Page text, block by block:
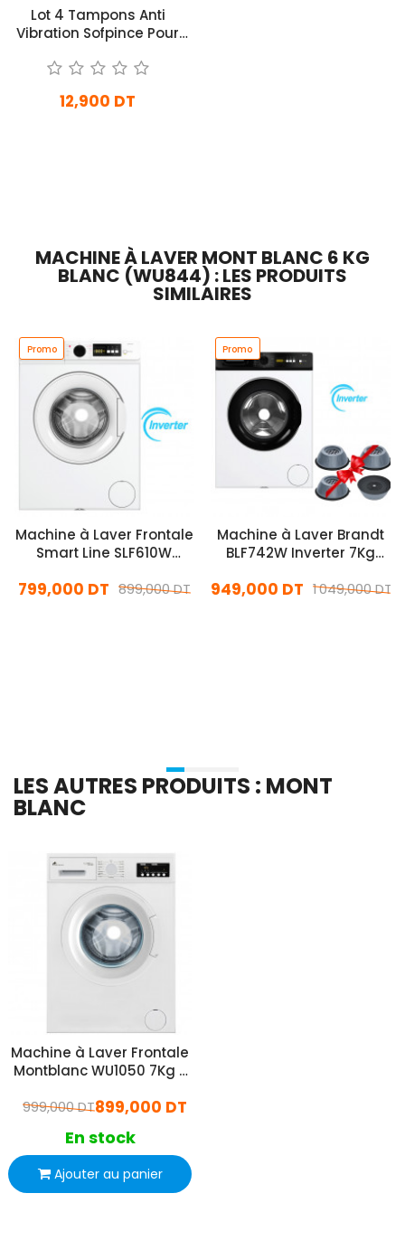
Lot 4 Tampons Anti
Vibration Sofpince Pour
12,900 DT
MACHINE À LAVER MONT BLANC 6 KG
BLANC (WU844) : LES PRODUITS
SIMILAIRES
Promo
Machine à Laver Frontale
Smart Line SLF610W
899,000 DT
799,000 DT
Promo
Machine à Laver Brandt
BLF742W Inverter 7Kg
1 049,000 DT
949,000 DT
LES AUTRES PRODUITS : MONT
BLANC
Machine à Laver Frontale
Montblanc WU1050 7Kg -
899,000 DT
999,000 DT
En stock
Ajouter au panier